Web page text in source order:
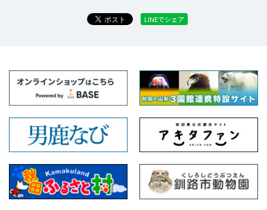
LINEでシェア